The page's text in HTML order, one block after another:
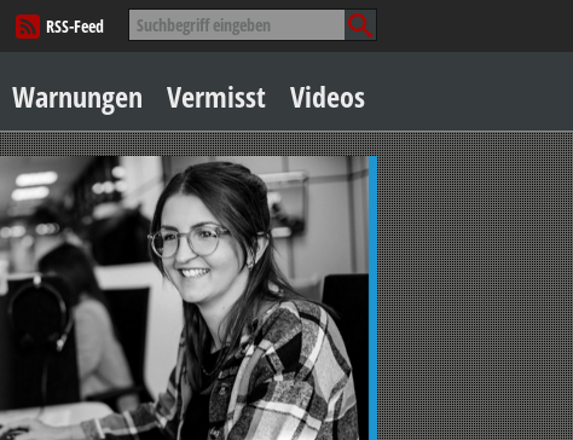
Suche
nach:
RSS-Feed
Inhalt
springen
Warnungen Vermisst Videos